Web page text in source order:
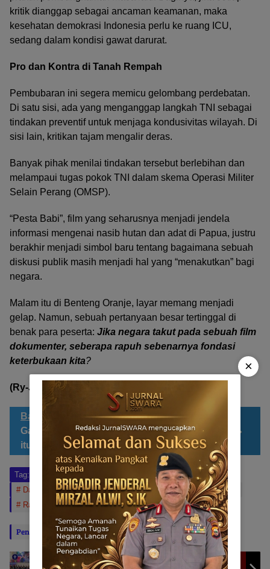
kritik dianggap sebagai ancaman keamanan, maka
kesehatan demokrasi Indonesia perlu ke ruang ICU,
sedang dalam kondisi gawat darurat.
Pro dan Kontra di Tanah Rempah
Pembubaran ini segera memicu gelombang perdebatan.
Di satu sisi, ada yang menganggap langkah TNI sebagai
tindakan preventif untuk menjaga kondusivitas wilayah. Di
sisi lain, kritikan tajam mengalir deras.
Banyak pihak menilai tindakan tersebut berlebihan dan
melampaui tugas pokok TNI dalam skema Operasi Militer
Selain Perang (OMSP).
“Pesta Babi”, film yang seharusnya menjadi jendela
informasi mengenai nasib hutan dan adat di Papua, justru
berakhir menjadi simbol baru tentang bagaimana sebuah
diskusi publik masih menjadi hal yang “menakutkan” bagi
negara.
Malam itu di Benteng Oranje, layar memang menjadi
gelap. Namun, sebuah pertanyaan besar tertinggal di
benak para peserta: Jika negara takut pada sebuah film
dokumenter, seberapa rapuh sebenarnya fondasi
keterbukaan kita?
(Ry-JScom)
Bacaan Sahabat JS Presiden Jokowi
Galau, Ganjar Nasehati Ayah Gibran
itu Untuk Jaga Netralitas
Tag: AJI Ternate Benteng Oraje
Bubarkan
Dandim 1501 Ternate
Film Dokumenter
Pesta Babi
Rakyat Papua
SIEJ
Penulis: Ramadhan Ibrahim Editor: BABATOPA
Usung Model Integrasi Kelola Ikan | Hari ini,
×